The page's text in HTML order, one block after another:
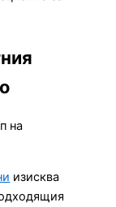
изисква